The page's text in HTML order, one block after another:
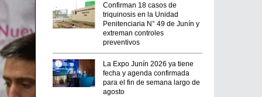
Confirman 18 casos de
triquinosis en la Unidad
Penitenciaria N° 49 de Junín y
extreman controles
preventivos
La Expo Junín 2026 ya tiene
fecha y agenda confirmada
para el fin de semana largo de
agosto